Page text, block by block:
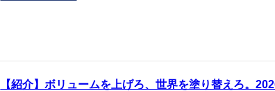
【紹介】ボリュームを上げろ、世界を塗り替えろ。